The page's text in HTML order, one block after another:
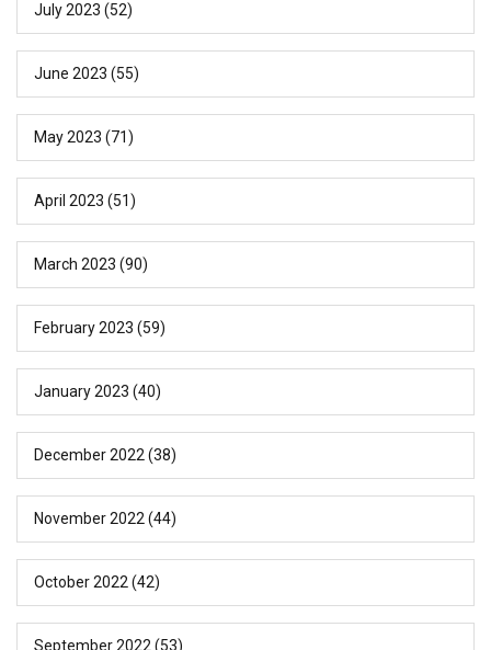
July 2023 (52)
June 2023 (55)
May 2023 (71)
April 2023 (51)
March 2023 (90)
February 2023 (59)
January 2023 (40)
December 2022 (38)
November 2022 (44)
October 2022 (42)
September 2022 (53)